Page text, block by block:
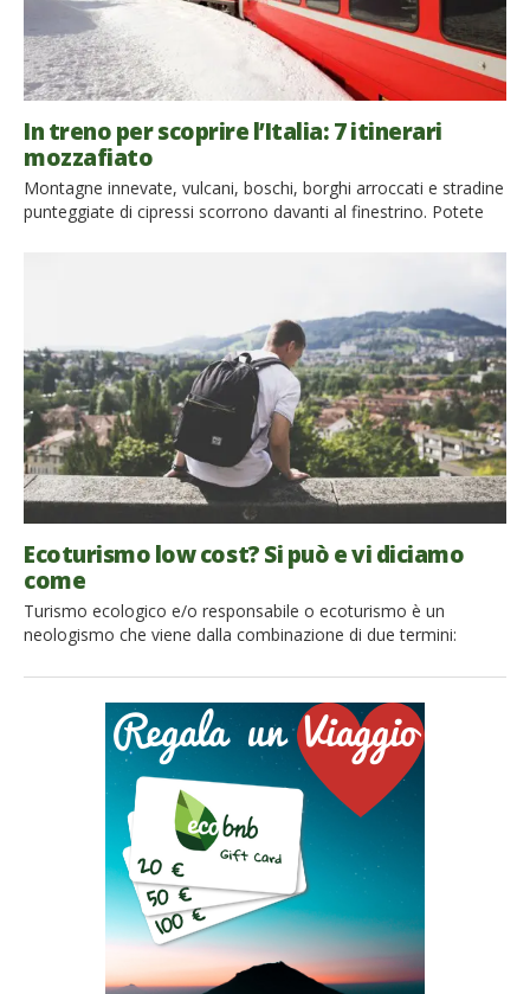
In treno per scoprire l’Italia: 7 itinerari
mozzafiato
Montagne innevate, vulcani, boschi, borghi arroccati e stradine
punteggiate di cipressi scorrono davanti al finestrino. Potete
scoprire l’Italia lentamente, percorrendo uno di questi 7
itinerari mozzafiato in treno. Pronti […]
Ecoturismo low cost? Si può e vi diciamo
come
Turismo ecologico e/o responsabile o ecoturismo è un
neologismo che viene dalla combinazione di due termini:
l’ambiente, e turismo. Sempre più persone sposano questa
nuovo approccio alle proprie vacanze scegliendo strutture
verdi, attività a basso impatto sull’ambiente e sulle popolazioni
locali e mezzi di trasporto […]